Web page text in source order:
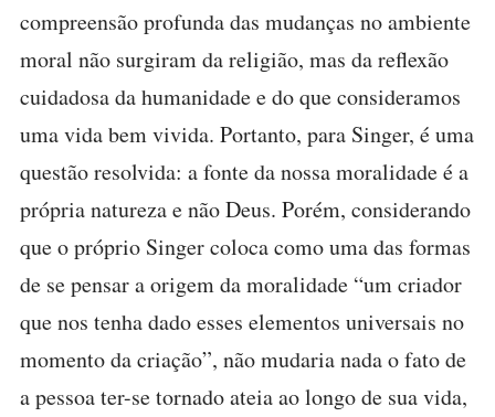
compreensão profunda das mudanças no ambiente
moral não surgiram da religião, mas da reflexão
cuidadosa da humanidade e do que consideramos
uma vida bem vivida. Portanto, para Singer, é uma
questão resolvida: a fonte da nossa moralidade é a
própria natureza e não Deus. Porém, considerando
que o próprio Singer coloca como uma das formas
de se pensar a origem da moralidade “um criador
que nos tenha dado esses elementos universais no
momento da criação”, não mudaria nada o fato de
a pessoa ter-se tornado ateia ao longo de sua vida,